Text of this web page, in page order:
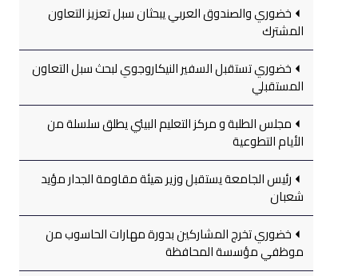
خضوري والصندوق العربي يبحثان سبل تعزيز التعاون
المشترك
خضوري تستقبل السفير النيكاروجوي لبحث سبل التعاون
المستقبلي
مجلس الطلبة و مركز التعليم البيئي يطلق سلسلة من
الأيام التطوعية
رئيس الجامعة يستقبل وزير هيئة مقاومة الجدار مؤيد
شعبان
خضوري تخرج المشاركين بدورة مهارات الحاسوب من
موظفي مؤسسة المحافظة